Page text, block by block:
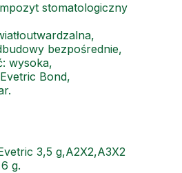
stomatologiczny
bezpośrednie,
wysoka,
Bond,
3,5 g,A2X2,A3X2
g.